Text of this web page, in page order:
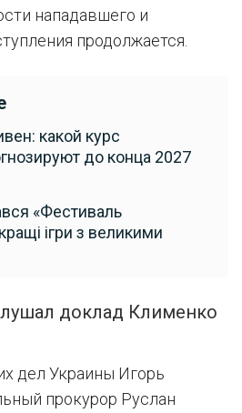
нападавшего и
продолжается.
какой курс
до конца 2027
«Фестиваль
ігри з великими
доклад Клименко
дел Украины Игорь
прокурор Руслан